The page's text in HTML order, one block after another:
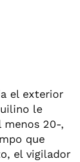
el exterior
le
menos 20-,
que
el vigilador